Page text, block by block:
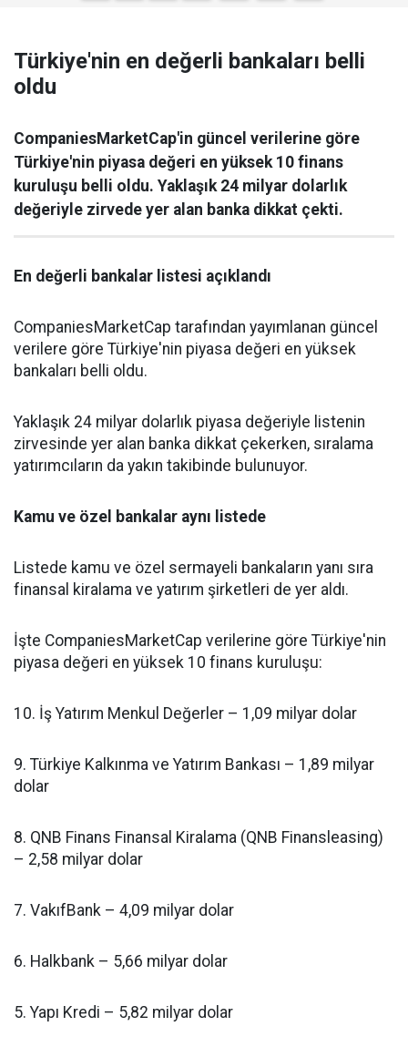
Türkiye'nin en değerli bankaları belli
oldu
CompaniesMarketCap'in güncel verilerine göre
Türkiye'nin piyasa değeri en yüksek 10 finans
kuruluşu belli oldu. Yaklaşık 24 milyar dolarlık
değeriyle zirvede yer alan banka dikkat çekti.
En değerli bankalar listesi açıklandı
CompaniesMarketCap tarafından yayımlanan güncel
verilere göre Türkiye'nin piyasa değeri en yüksek
bankaları belli oldu.
Yaklaşık 24 milyar dolarlık piyasa değeriyle listenin
zirvesinde yer alan banka dikkat çekerken, sıralama
yatırımcıların da yakın takibinde bulunuyor.
Kamu ve özel bankalar aynı listede
Listede kamu ve özel sermayeli bankaların yanı sıra
finansal kiralama ve yatırım şirketleri de yer aldı.
İşte CompaniesMarketCap verilerine göre Türkiye'nin
piyasa değeri en yüksek 10 finans kuruluşu:
10. İş Yatırım Menkul Değerler – 1,09 milyar dolar
9. Türkiye Kalkınma ve Yatırım Bankası – 1,89 milyar
dolar
8. QNB Finans Finansal Kiralama (QNB Finansleasing)
– 2,58 milyar dolar
7. VakıfBank – 4,09 milyar dolar
6. Halkbank – 5,66 milyar dolar
5. Yapı Kredi – 5,82 milyar dolar